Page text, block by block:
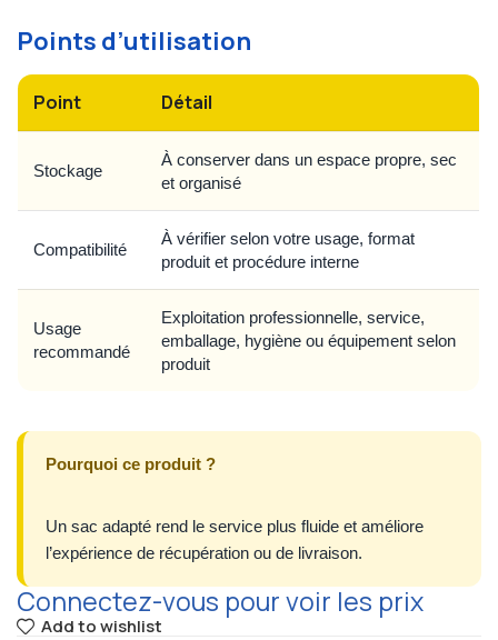
Points d’utilisation
Point Détail
Stockage
À conserver dans un espace propre, sec
et organisé
Compatibilité
À vérifier selon votre usage, format
produit et procédure interne
Usage
recommandé
Exploitation professionnelle, service,
emballage, hygiène ou équipement selon
produit
Pourquoi ce produit ?
Un sac adapté rend le service plus fluide et améliore
l’expérience de récupération ou de livraison.
Connectez-vous pour voir les prix
Add to wishlist